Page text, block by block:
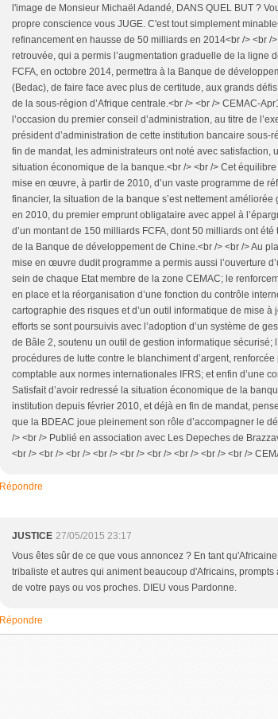
l'image de Monsieur Michaël Adandé, DANS QUEL BUT ?
propre conscience vous JUGE. C'est tout simplement
refinancement en hausse de 50 milliards en 2014<br /> <br /
retrouvée, qui a permis l’augmentation graduelle de la ligne
FCFA, en octobre 2014, permettra à la Banque de
(Bedac), de faire face avec plus de certitude, aux grands
de la sous-région d’Afrique centrale.<br /> <br /> CEMAC-
l’occasion du premier conseil d’administration, au titre de
président d’administration de cette institution bancaire sous-
fin de mandat, les administrateurs ont noté avec satisfaction,
situation économique de la banque.<br /> <br /> Cet
mise en œuvre, à partir de 2010, d’un vaste programme de
financier, la situation de la banque s’est nettement améliorée
en 2010, du premier emprunt obligataire avec appel à
d’un montant de 150 milliards FCFA, dont 50 milliards ont
de la Banque de développement de Chine.<br /> <br /> Au
mise en œuvre dudit programme a permis aussi l’ouverture
sein de chaque Etat membre de la zone CEMAC; le
en place et la réorganisation d’une fonction du contrôle
cartographie des risques et d’un outil informatique de mise à
efforts se sont poursuivis avec l’adoption d’un système de
de Bâle 2, soutenu un outil de gestion informatique sécurisé;
procédures de lutte contre le blanchiment d’argent, renforcée
comptable aux normes internationales IFRS; et enfin d’une
Satisfait d’avoir redressé la situation économique de la
institution depuis février 2010, et déjà en fin de mandat,
que la BDEAC joue pleinement son rôle d’accompagner le
/> <br /> Publié en association avec Les Depeches de
<br /> <br /> <br /> <br /> <br /> <br /> <br /> <br /> <br />
Répondre
JUSTICE 27/05/2015 23:17
Vous êtes sûr de ce que vous annoncez ? En tant
tribaliste et autres qui animent beaucoup d'Africains,
de votre pays ou vos proches. DIEU vous Pardonne.
Répondre